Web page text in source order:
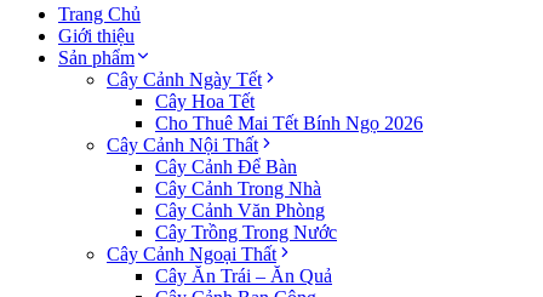
Trang Chủ
Giới thiệu
Sản phẩm
Cây Cảnh Ngày Tết
Cây Hoa Tết
Cho Thuê Mai Tết Bính Ngọ 2026
Cây Cảnh Nội Thất
Cây Cảnh Để Bàn
Cây Cảnh Trong Nhà
Cây Cảnh Văn Phòng
Cây Trồng Trong Nước
Cây Cảnh Ngoại Thất
Cây Ăn Trái – Ăn Quả